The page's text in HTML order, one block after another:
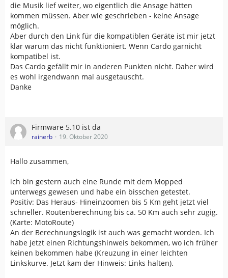
die Musik lief weiter, wo eigentlich die Ansage hätten
kommen müssen. Aber wie geschrieben - keine Ansage
möglich.
Aber durch den Link für die kompatiblen Geräte ist mir jetzt
klar warum das nicht funktioniert. Wenn Cardo garnicht
kompatibel ist.
Das Cardo gefällt mir in anderen Punkten nicht. Daher wird
es wohl irgendwann mal ausgetauscht.
Danke
Firmware 5.10 ist da
rainerb 19. Oktober 2020
Hallo zusammen,
ich bin gestern auch eine Runde mit dem Mopped
unterwegs gewesen und habe ein bisschen getestet.
Positiv: Das Heraus- Hineinzoomen bis 5 Km geht jetzt viel
schneller. Routenberechnung bis ca. 50 Km auch sehr zügig.
(Karte: MotoRoute)
An der Berechnungslogik ist auch was gemacht worden. Ich
habe jetzt einen Richtungshinweis bekommen, wo ich früher
keinen bekommen habe (Kreuzung in einer leichten
Linkskurve. Jetzt kam der Hinweis: Links halten).